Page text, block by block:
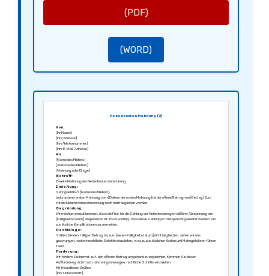
(PDF)
(WORD)
Nebenkosten Mahnung (2)
Von:
[Ihr Name]
[Ihre Adresse]
[Ihre Telefonnummer]
[Ihre E-Mail-Adresse]
An:
[Name des Mieters]
[Adresse des Mieters]
[Wohnung oder Etage]
Betreff:
Zweite Mahnung der Nebenkostenabrechnung
Einleitung:
Sehr geehrte/r [Name des Mieters],
trotz unserer ersten Mahnung vom [Datum der ersten Mahnung] ist der offene Betrag von [Betrag] Euro
für die Nebenkostenabrechnung noch nicht beglichen worden.
Begründung:
Wir möchten erneut betonen, dass die Frist für die Zahlung der Nebenkosten gemäß Ihrer Abrechnung am
[Fälligkeitsdatum] abgelaufen ist. Es ist wichtig, dass diese Zahlungen fristgerecht geleistet werden, um
zusätzliche Komplikationen zu vermeiden.
Rechtslage:
Sollten Sie den fälligen Betrag bis zum [neues Fälligkeitsdatum] nicht begleichen, sehen wir uns
gezwungen, weitere rechtliche Schritte einzuleiten, was zu zusätzlichen Kosten und Mahngebühren führen
kann.
Forderung:
Wir fordern Sie hiermit auf, den offenen Betrag umgehend zu begleichen. Kommen Sie dieser
Aufforderung nicht nach, sind wir gezwungen, rechtliche Schritte einzuleiten.
Mit freundlichen Grüßen,
[Ihre Unterschrift]